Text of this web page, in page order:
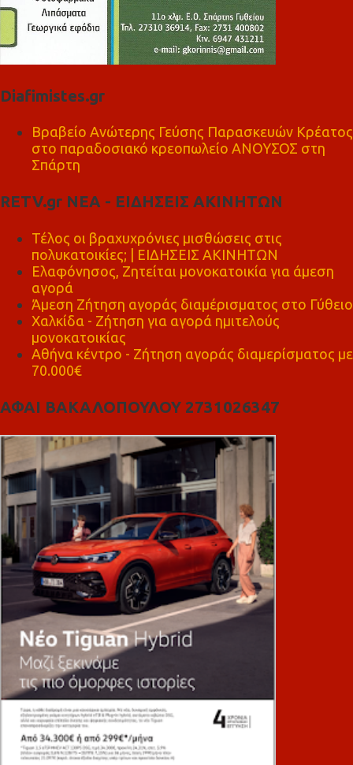
Diafimistes.gr
Βραβείο Ανώτερης Γεύσης Παρασκευών Κρέατος
στο παραδοσιακό κρεοπωλείο ΑΝΟΥΣΟΣ στη
Σπάρτη
RETV.gr ΝΕΑ - ΕΙΔΗΣΕΙΣ ΑΚΙΝΗΤΩΝ
Τέλος οι βραχυχρόνιες μισθώσεις στις
πολυκατοικίες; | ΕΙΔΗΣΕΙΣ ΑΚΙΝΗΤΩΝ
Ελαφόνησος, Ζητείται μονοκατοικία για άμεση
αγορά
Άμεση Ζήτηση αγοράς διαμέρισματος στο Γύθειο
Χαλκίδα - Ζήτηση για αγορά ημιτελούς
μονοκατοικίας
Αθήνα κέντρο - Ζήτηση αγοράς διαμερίσματος με
70.000€
ΑΦΑΙ ΒΑΚΑΛΟΠΟΥΛΟΥ 2731026347